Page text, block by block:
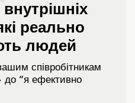
реально
людей
співробітникам
до “я ефективно